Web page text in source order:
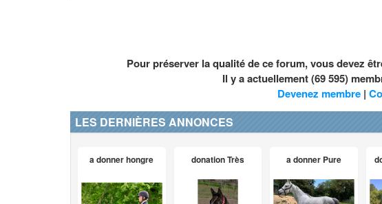
Pour préserver la qualité de ce forum, vous devez
Il y a actuellement (69 595)
Devenez membre|
LES DERNIÈRES ANNONCES
a donner hongre donation Très a donner Pure